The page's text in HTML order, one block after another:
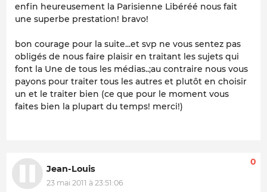
enfin heureusement la Parisienne Libéréé nous fait
une superbe prestation! bravo!
bon courage pour la suite...et svp ne vous sentez pas
obligés de nous faire plaisir en traitant les sujets qui
font la Une de tous les médias..;au contraire nous vous
payons pour traiter tous les autres et plutôt en choisir
un et le traiter bien (ce que pour le moment vous
faites bien la plupart du temps! merci!)
Jean-Louis
23 mai 2011 à 23:51:06
0